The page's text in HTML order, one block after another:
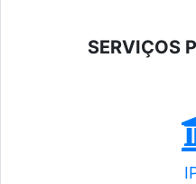
SERVIÇOS